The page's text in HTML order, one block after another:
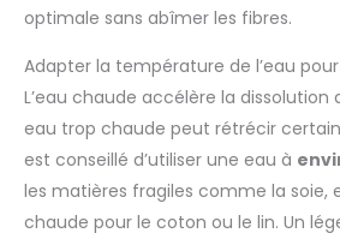
optimale sans abîmer les fibres.
Adapter la température de l’eau
L’eau chaude accélère la dissolution
eau trop chaude peut rétrécir
est conseillé d’utiliser une eau à
les matières fragiles comme la soie,
chaude pour le coton ou le lin. Un